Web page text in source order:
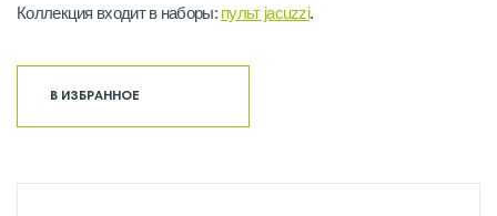
Коллекция входит в наборы: пульт jacuzzi.
В ИЗБРАННОЕ